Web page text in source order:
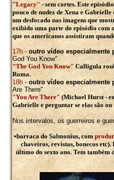
"Legacy" -sem cortes. Este
pouco de nudez de Xena e
um desfocado nas imagens que
exibido uma parte do episódio com
que os americanos assistiram
17h-outro vídeo especialmente
God You Know"
"The God You Know"Calligula
Roma.
18h- outro vídeo especialmente
Are There"
"You Are There" (Michael Hurst -
Gabrielle e perguntar se elas são ou
Nos intervalos, os guerreiros e
•barraca do Salmonius, com
chaveiros, revistas, bonecos
último do sexto ano. Tem também